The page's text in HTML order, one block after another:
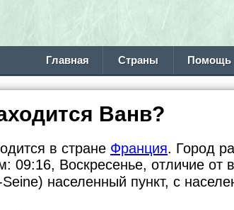
Главная Страны Помощь
Ванв?
в стране Франция. Город
09:16, Воскресенье, отличие от
населенный пункт, с